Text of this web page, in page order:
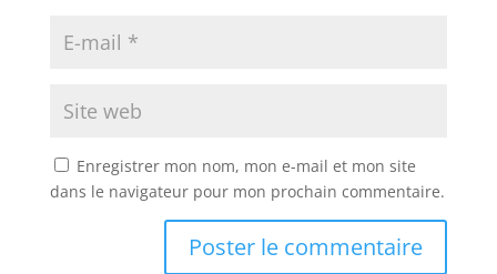
Enregistrer mon nom, mon e-mail et mon site
dans le navigateur pour mon prochain commentaire.